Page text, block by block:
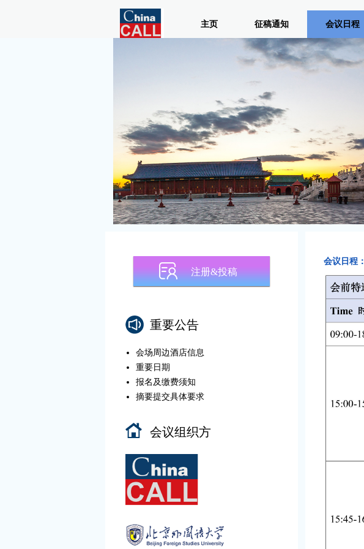
主页 征稿通知 会议日程
注册&投稿
重要公告
会场周边酒店信息
重要日期
报名及缴费须知
摘要提交具体要求
会议组织方
会议日程：